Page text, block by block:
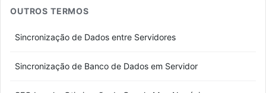
OUTROS TERMOS
Sincronização de Dados entre Servidores
Sincronização de Banco de Dados em Servidor